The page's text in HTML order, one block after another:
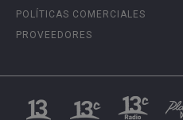
POLÍTICAS COMERCIALES
PROVEEDORES